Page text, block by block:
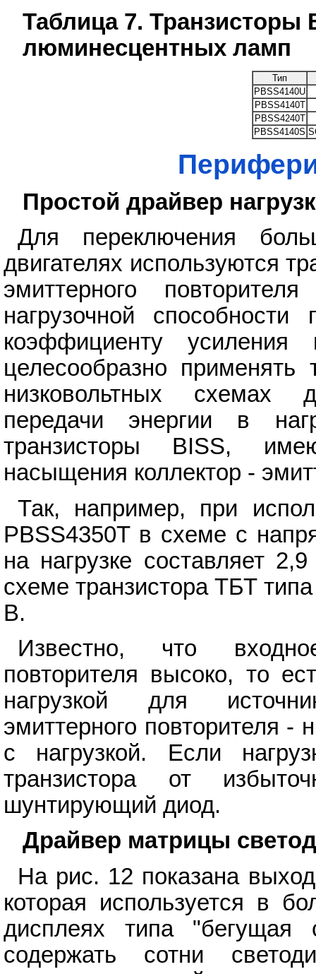
Таблица 7.
люминесцентных ламп
Тип
PBSS4140U
PBSS4140T
PBSS4240T
PBSS4140S
Простой драйвер
Для переключения
двигателях используются
эмиттерного
нагрузочной
коэффициенту
целесообразно
низковольтных схемах
передачи энергии в
транзисторы BISS,
насыщения коллектор -
Так, например, при
PBSS4350T в схеме с
на нагрузке составляет
схеме транзистора ТБТ
В.
Известно, что
повторителя высоко, то
нагрузкой для
эмиттерного повторителя -
с нагрузкой. Если
транзистора от
шунтирующий диод.
Драйвер матрицы
На рис. 12 показана
которая используется в
дисплеях типа "бегущая
содержать сотни